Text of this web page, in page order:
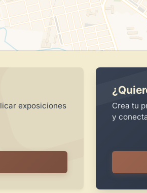
exposiciones
Crea tu
y